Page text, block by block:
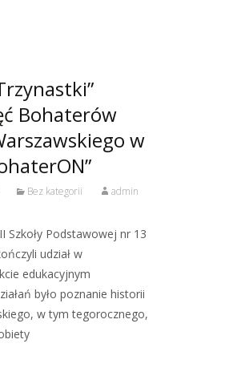
Bohaterów
w
Bez kategorii admin
Szkoły Podstawowej nr 13
udział w
edukacyjnym
było poznanie historii
w tym tegorocznego,